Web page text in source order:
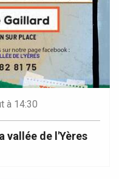
à 14:30
vallée de l'Yères